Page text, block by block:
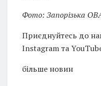
Фото: Запорізька
Приєднуйтесь до
Instagram та
більше новин